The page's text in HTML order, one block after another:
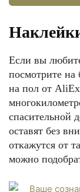
Если вы
посмотрите
на пол от
спасительной
оставят без
откажутся от
можно